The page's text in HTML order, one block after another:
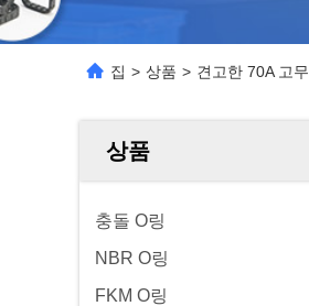
집 > 상품 > 견고한 70A 고
상품
충돌 O링
NBR O링
FKM O링